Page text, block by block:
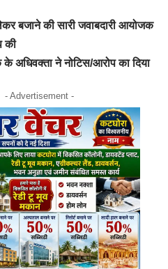
बजाने की सारी जवाबदारी आयोजक
की
के अधिवक्ता ने नोटिस/आरोप का दिया
- Advertisement -